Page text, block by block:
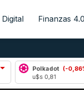
Finanzas 4.0
Polkadot
(-0,86%)